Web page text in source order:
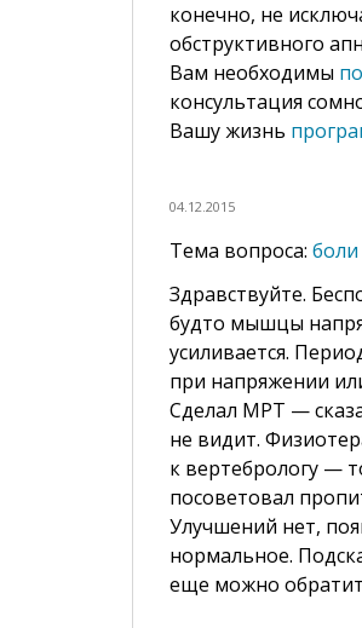
конечно, не
обструктивного
Вам необходимы
консультация
Вашу жизнь
04.12.2015
Здравствуйте.
будто мышцы
усиливается.
при напряжении
Сделал МРТ —
не видит.
к вертебрологу —
посоветовал
Улучшений нет,
нормальное.
еще можно